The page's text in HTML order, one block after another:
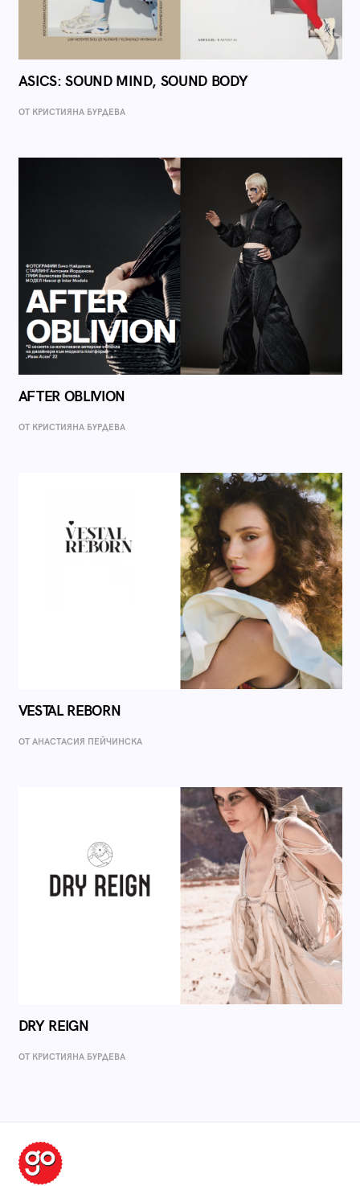
ASICS: SOUND MIND, SOUND BODY
ОТ КРИСТИЯНА БУРДЕВА
AFTER OBLIVION
ОТ КРИСТИЯНА БУРДЕВА
VESTAL REBORN
ОТ AНАСТАСИЯ ПЕЙЧИНСКА
DRY REIGN
ОТ КРИСТИЯНА БУРДЕВА